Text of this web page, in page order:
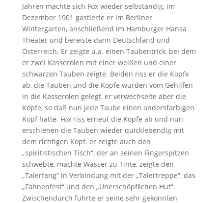
Jahren machte sich Fox wieder selbständig, im
Dezember 1901 gastierte er im Berliner
Wintergarten, anschließend im Hamburger Hansa
Theater und bereiste dann Deutschland und
Österreich. Er zeigte u.a. einen Taubentrick, bei dem
er zwei Kasserolen mit einer weißen und einer
schwarzen Tauben zeigte. Beiden riss er die Köpfe
ab, die Tauben und die Köpfe wurden vom Gehilfen
in die Kasserolen gelegt, er verwechselte aber die
Köpfe, so daß nun jede Taube einen andersfarbigen
Kopf hatte. Fox riss erneut die Köpfe ab und nun
erschienen die Tauben wieder quicklebendig mit
dem richtigen Kopf. er zeigte auch den
„spiritistischen Tisch“, der an seinen Fingerspitzen
schwebte, machte Wasser zu Tinte, zeigte den
„Talerfang“ in Verbindung mit der „Talertreppe“, das
„Fahnenfest“ und den „Unerschöpflichen Hut“.
Zwischendurch führte er seine sehr gekonnten